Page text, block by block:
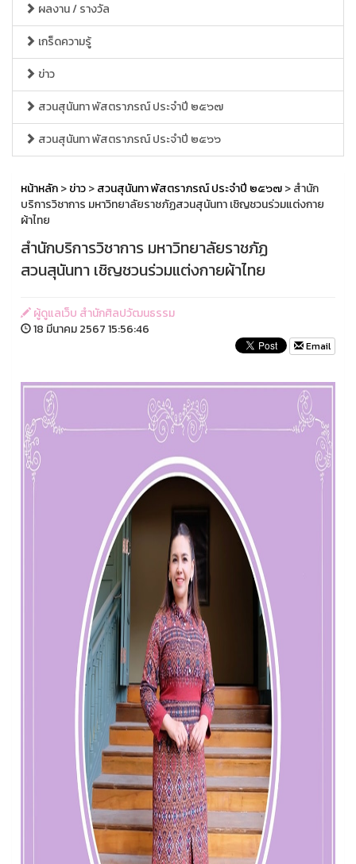
ผลงาน / รางวัล
เกร็ดความรู้
ข่าว
สวนสุนันทา พัสตราภรณ์ ประจำปี ๒๕๖๗
สวนสุนันทา พัสตราภรณ์ ประจำปี ๒๕๖๖
หน้าหลัก>ข่าว>สวนสุนันทา พัสตราภรณ์ ประจำปี ๒๕๖๗> สำนัก
บริการวิชาการ มหาวิทยาลัยราชภัฏสวนสุนันทา เชิญชวนร่วมแต่งกาย
ผ้าไทย
สำนักบริการวิชาการ มหาวิทยาลัยราชภัฏ
สวนสุนันทา เชิญชวนร่วมแต่งกายผ้าไทย
ผู้ดูแลเว็บ สำนักศิลปวัฒนธรรม
18 มีนาคม 2567 15:56:46
Email